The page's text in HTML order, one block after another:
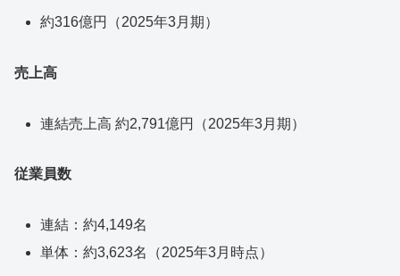
約316億円（2025年3月期）
売上高
連結売上高 約2,791億円（2025年3月期）
従業員数
連結：約4,149名
単体：約3,623名（2025年3月時点）